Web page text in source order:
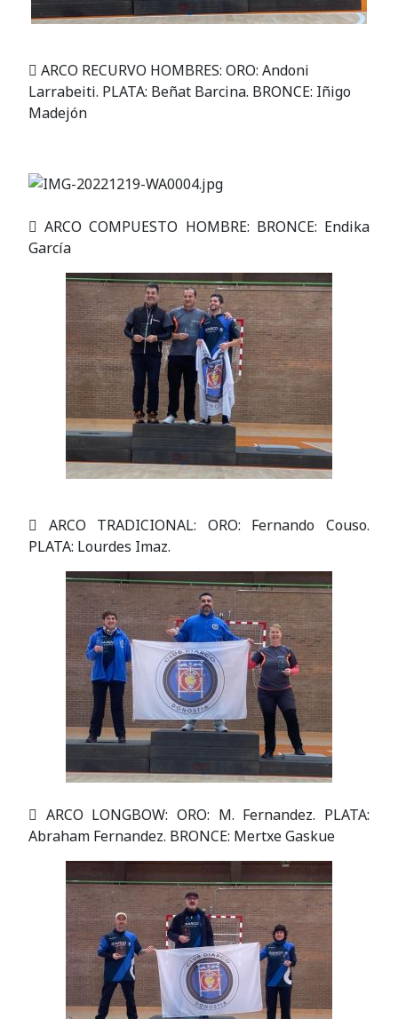
 ARCO RECURVO HOMBRES: ORO: Andoni
Larrabeiti. PLATA: Beñat Barcina. BRONCE: Iñigo
Madejón
 ARCO COMPUESTO HOMBRE: BRONCE: Endika
García
 ARCO TRADICIONAL: ORO: Fernando Couso.
PLATA: Lourdes Imaz.
 ARCO LONGBOW: ORO: M. Fernandez. PLATA:
Abraham Fernandez. BRONCE: Mertxe Gaskue